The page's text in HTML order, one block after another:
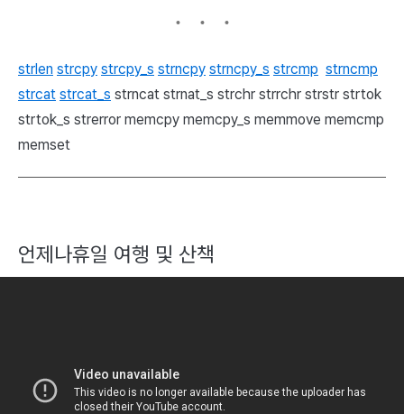
strlen strcpy strcpy_s strncpy strncpy_s strcmp strncmp
strcat strcat_s strncat strnat_s strchr strrchr strstr strtok
strtok_s strerror memcpy memcpy_s memmove memcmp
memset
언제나휴일 여행 및 산책